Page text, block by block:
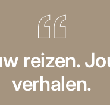
reizen.
verhalen.